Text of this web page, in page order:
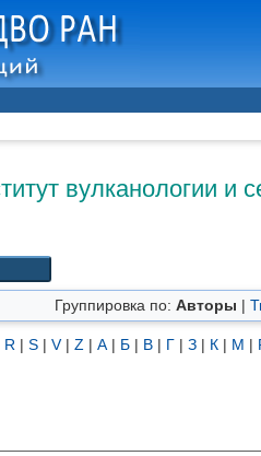
вулканологии
Группировка по: Авторы |
R | S | V| Z | А | Б | В | Г | З | К | М |